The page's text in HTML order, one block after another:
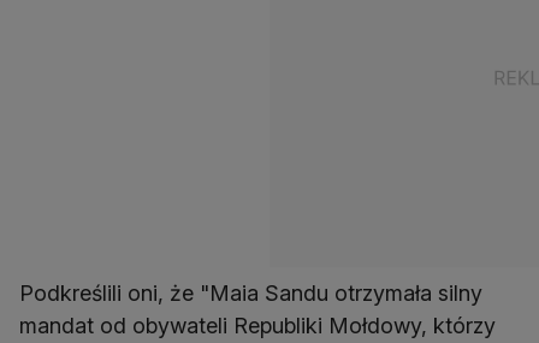
Podkreślili oni, że "Maia Sandu otrzymała silny
mandat od obywateli Republiki Mołdowy, którzy